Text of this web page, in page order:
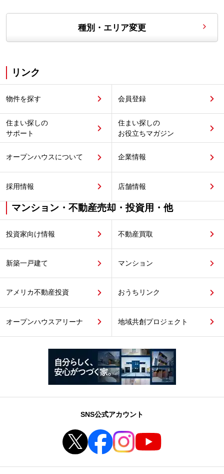
種別・エリア変更
リンク
物件を探す 会員登録
住まい探しの
サポート
住まい探しの
お役立ちマガジン
オープンハウスについて 企業情報
採用情報 店舗情報
マンション・不動産売却・投資用・他
投資家向け情報 不動産買取
新築一戸建て マンション
アメリカ不動産投資 おうちリンク
オープンハウスアリーナ 地域共創プロジェクト
SNS公式アカウント